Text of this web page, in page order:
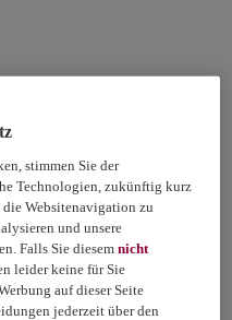
stimmen Sie der
Technologien, zukünftig kurz
die Websitenavigation zu
und unsere
Falls Sie diesemnicht
leider keine für Sie
auf dieser Seite
jederzeit über den